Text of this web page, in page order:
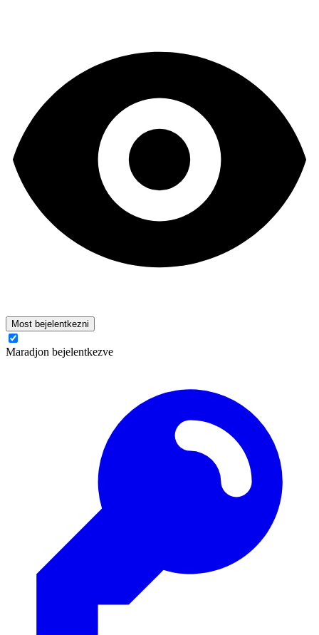
Most bejelentkezni
Maradjon bejelentkezve